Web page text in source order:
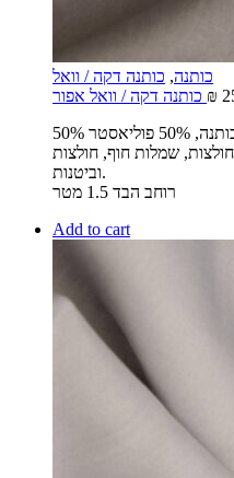
כותנה, כותנה דקה / וואל
₪
שמלות חוף, חולצות
וביטנות.
רוחב הבד 1.5 מטר
Add to cart